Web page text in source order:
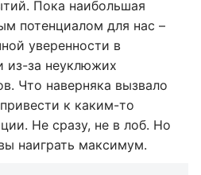
Пока наибольшая
потенциалом для нас –
уверенности в
из-за неуклюжих
Что наверняка вызвало
к каким-то
Не сразу, не в лоб. Но
наиграть максимум.